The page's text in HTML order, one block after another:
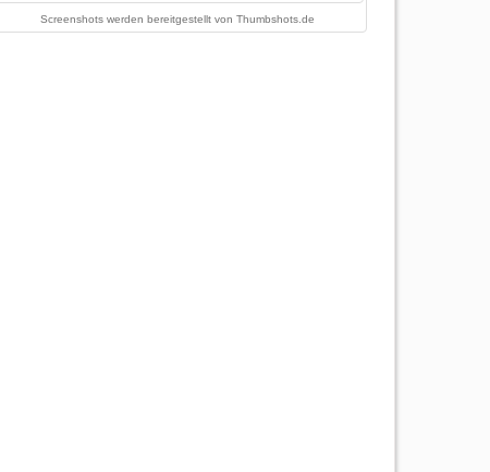
Screenshots werden bereitgestellt vonThumbshots.de